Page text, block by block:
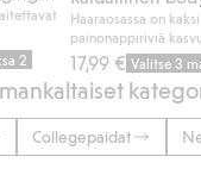
2
Haaraosassa on kaksi
painonappiriviä
17,99 € Valitse 3
Collegepaidat